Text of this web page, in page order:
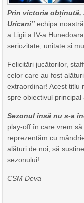
Prin victoria obținută,
Uricani” echipa
a Ligii a IV-a
seriozitate, unitate și
Felicitări jucătorilor,
celor care au fost
extraordinar! Acest titlu
spre obiectivul
Sezonul însă nu s-a
play-off în care vrem
reprezentăm cu
alături de noi, să
sezonului!
CSM Deva